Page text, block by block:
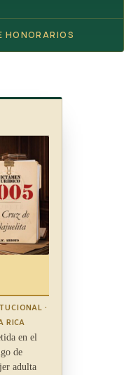
HONORARIOS
·
RICA
en el
de
adulta